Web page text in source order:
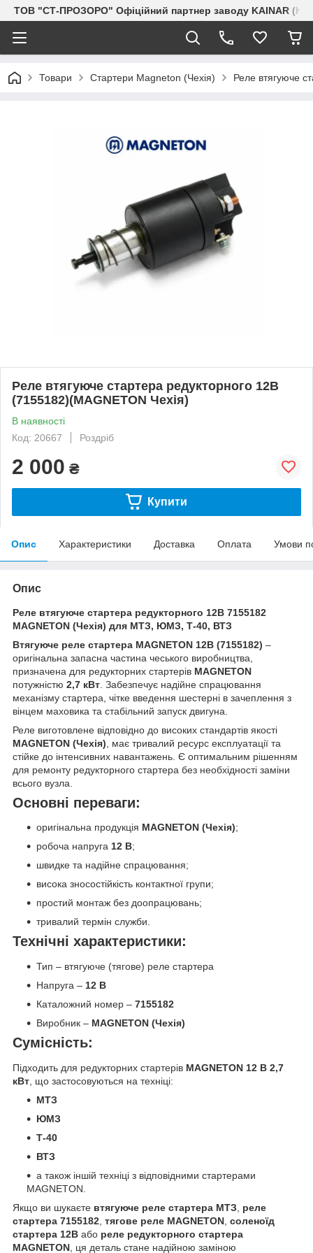
ТОВ "СТ-ПРОЗОРО" Офіційний партнер заводу KAINAR
Товари Стартери Magneton (Чехія) Реле втягуюче
Реле втягуюче стартера редукторного 12В
(7155182)(MAGNETON Чехія)
В наявності
Код: 20667
Роздріб
2 000 ₴
Купити
Опис Характеристики Доставка Оплата Умови
Опис
Реле втягуюче стартера редукторного 12В 7155182
MAGNETON (Чехія) для МТЗ, ЮМЗ, Т-40, ВТЗ
Втягуюче реле стартера MAGNETON 12В (7155182) –
оригінальна запасна частина чеського виробництва,
призначена для редукторних стартерів MAGNETON
потужністю 2,7 кВт . Забезпечує надійне спрацювання
механізму стартера, чітке введення шестерні в зачеплення з
вінцем маховика та стабільний запуск двигуна.
Реле виготовлене відповідно до високих стандартів якості
MAGNETON (Чехія) , має тривалий ресурс експлуатації та
стійке до інтенсивних навантажень. Є оптимальним рішенням
для ремонту редукторного стартера без необхідності заміни
всього вузла.
Основні переваги:
оригінальна продукція MAGNETON (Чехія);
робоча напруга 12 В;
швидке та надійне спрацювання;
висока зносостійкість контактної групи;
простий монтаж без доопрацювань;
тривалий термін служби.
Технічні характеристики:
Тип – втягуюче (тягове) реле стартера
Напруга – 12 В
Каталожний номер – 7155182
Виробник – MAGNETON (Чехія)
Сумісність:
Підходить для редукторних стартерів MAGNETON 12 В 2,7
кВт , що застосовуються на техніці:
МТЗ
ЮМЗ
Т-40
ВТЗ
а також іншій техніці з відповідними стартерами
MAGNETON.
Якщо ви шукаєте втягуюче реле стартера МТЗ
реле
стартера 7155182 тягове реле MAGNETON соленоїд
стартера 12В або реле редукторного стартера
MAGNETON , ця деталь стане надійною заміною